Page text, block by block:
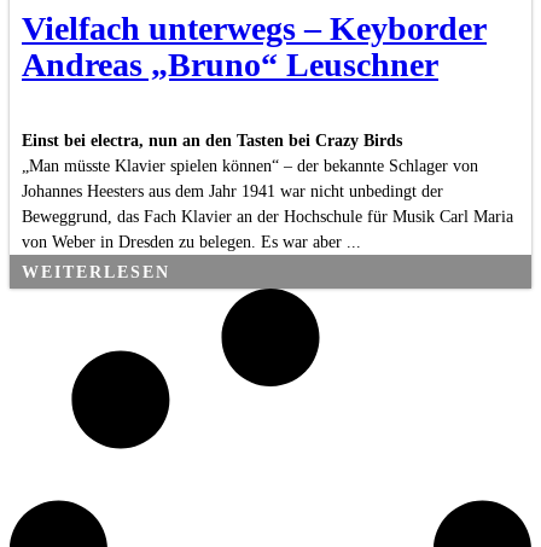
Vielfach unterwegs – Keyborder
Andreas „Bruno“ Leuschner
Einst bei electra, nun an den Tasten bei Crazy Birds
„Man müsste Klavier spielen können“ – der bekannte Schlager von
Johannes Heesters aus dem Jahr 1941 war nicht unbedingt der
Beweggrund, das Fach Klavier an der Hochschule für Musik Carl Maria
von Weber in Dresden zu belegen. Es war aber ...
WEITERLESEN